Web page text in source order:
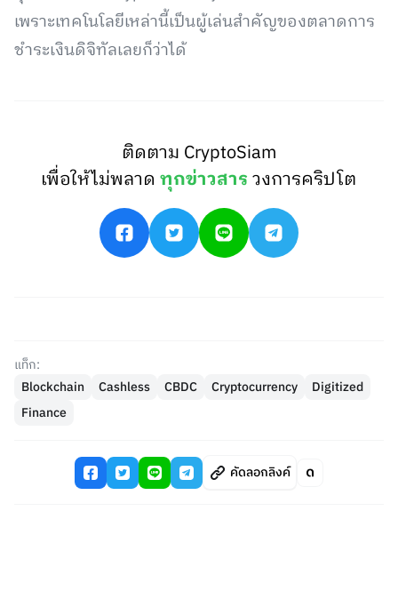
เพราะเทคโนโลยีเหล่านี้เป็นผู้เล่นสำคัญของตลาดการ
ชำระเงินดิจิทัลเลยก็ว่าได้
ติดตาม CryptoSiam
เพื่อให้ไม่พลาดทุกข่าวสารวงการคริปโต
แท็ก:
Blockchain
Cashless CBDC Cryptocurrency
Digitized
Finance
คัดลอกลิงค์